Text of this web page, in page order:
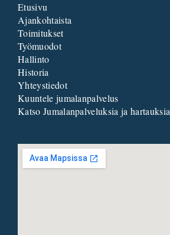
Etusivu
Ajankohtaista
Toimitukset
Työmuodot
Hallinto
Historia
Yhteystiedot
Kuuntele jumalanpalvelus
Katso Jumalanpalveluksia ja hartauksia